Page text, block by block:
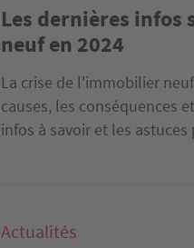
Les dernières
neuf en 2024
La crise de l'immobilier
causes, les conséquences
infos à savoir et les
Actualités